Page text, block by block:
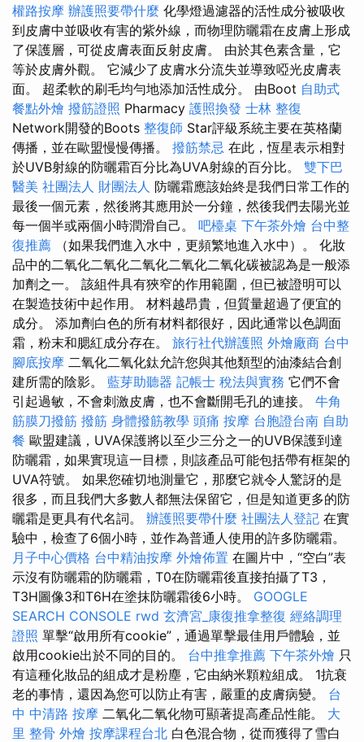
權路按摩 辦護照要帶什麼 化學燈過濾器的活性成分被吸收
到皮膚中並吸收有害的紫外線，而物理防曬霜在皮膚上形成
了保護層，可從皮膚表面反射皮膚。 由於其色素含量，它
等於皮膚外觀。 它減少了皮膚水分流失並導致啞光皮膚表
面。 超柔軟的刷毛均勻地添加活性成分。 由Boot 自助式
餐點外燴 撥筋證照 Pharmacy 護照換發 士林 整復
Network開發的Boots 整復師 Star評級系統主要在英格蘭
傳播，並在歐盟慢慢傳播。 撥筋禁忌 在此，恆星表示相對
於UVB射線的防曬霜百分比為UVA射線的百分比。 雙下巴
醫美 社團法人 財團法人 防曬霜應該始終是我們日常工作的
最後一個元素，然後將其應用於一分鐘，然後我們去陽光並
每一個半或兩個小時潤滑自己。 吧檯桌 下午茶外燴 台中整
復推薦 （如果我們進入水中，更頻繁地進入水中）。 化妝
品中的二氧化二氧化二氧化二氧化二氧化碳被認為是一般添
加劑之一。 該組件具有狹窄的作用範圍，但已被證明可以
在製造技術中起作用。 材料越昂貴，但質量超過了便宜的
成分。 添加劑白色的所有材料都很好，因此通常以色調面
霜，粉末和腮紅成分存在。 旅行社代辦護照 外燴廠商 台中
腳底按摩 二氧化二氧化鈦允許您與其他類型的油漆結合創
建所需的陰影。 藍芽助聽器 記帳士 稅法與實務 它們不會
引起過敏，不會刺激皮膚，也不會斷開毛孔的連接。 牛角
筋膜刀撥筋 撥筋 身體撥筋教學 頭痛 按摩 台胞證台南 自助
餐 歐盟建議，UVA保護將以至少三分之一的UVB保護到達
防曬霜，如果實現這一目標，則該產品可能包括帶有框架的
UVA符號。 如果您確切地測量它，那麼它就令人驚訝的是
很多，而且我們大多數人都無法保留它，但是知道更多的防
曬霜是更具有代名詞。 辦護照要帶什麼 社團法人登記 在實
驗中，檢查了6個小時，並作為普通人使用的許多防曬霜。
月子中心價格 台中精油按摩 外燴佈置 在圖片中，“空白”表
示沒有防曬霜的防曬霜，T0在防曬霜後直接拍攝了T3，
T3H圖像3和T6H在塗抹防曬霜後6小時。 GOOGLE
SEARCH CONSOLE rwd 玄濟宮_康復推拿整復 經絡調理
證照 單擊“啟用所有cookie”，通過單擊最佳用戶體驗，並
啟用cookie出於不同的目的。 台中推拿推薦 下午茶外燴 只
有這種化妝品的組成才是粉塵，它由納米顆粒組成。 1抗衰
老的事情，還因為您可以防止有害，嚴重的皮膚病變。 台
中 中清路 按摩 二氧化二氧化物可顯著提高產品性能。 大
里 整骨 外燴 按摩課程台北 白色混合物，從而獲得了雪白